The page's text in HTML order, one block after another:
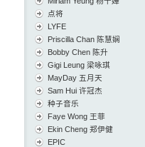
点将
LYFE
Priscilla Chan 陈慧娴
Bobby Chen 陈升
Gigi Leung 梁咏琪
MayDay 五月天
Sam Hui 许冠杰
种子音乐
Faye Wong 王菲
Ekin Cheng 郑伊健
EPIC